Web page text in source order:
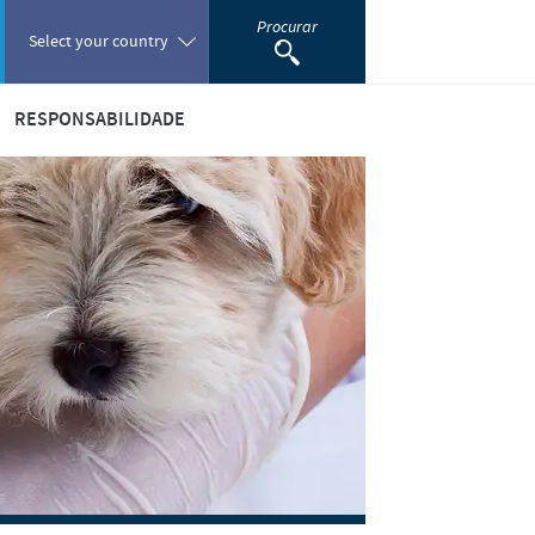
Select your country
Portugal
Romania
Russia
South Africa
Spain
Procurar
RESPONSABILIDADE
a Saúde Pública Mundial
Científicas e Empresariais
o Mundo
e Animais Felizes e Saudáveis
a Comunidade